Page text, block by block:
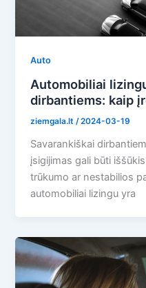
Auto
Automobiliai
dirbantiems: kaip
ziemgala.lt/2024-03-19
Savarankiškai
įsigijimas gali būti
trūkumo ar nestabilios
automobiliai lizingu yra